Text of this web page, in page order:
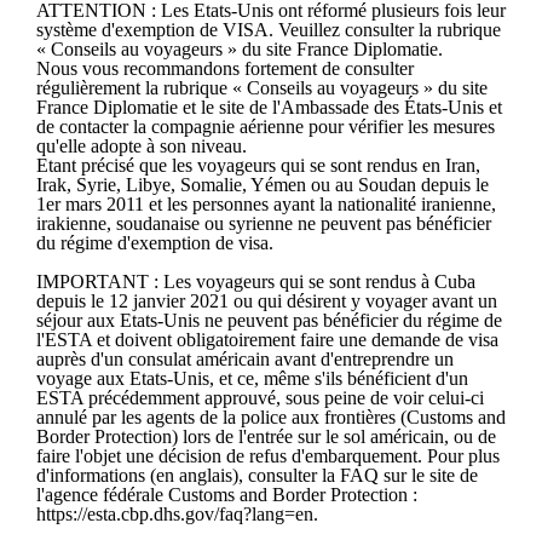
ATTENTION : Les Etats-Unis ont réformé plusieurs fois leur
système d'exemption de VISA. Veuillez consulter la rubrique
« Conseils au voyageurs » du site France Diplomatie.
Nous vous recommandons fortement de consulter
régulièrement la rubrique « Conseils au voyageurs » du site
France Diplomatie et le site de l'Ambassade des États-Unis et
de contacter la compagnie aérienne pour vérifier les mesures
qu'elle adopte à son niveau.
Etant précisé que les voyageurs qui se sont rendus en Iran,
Irak, Syrie, Libye, Somalie, Yémen ou au Soudan depuis le
1er mars 2011 et les personnes ayant la nationalité iranienne,
irakienne, soudanaise ou syrienne ne peuvent pas bénéficier
du régime d'exemption de visa.
IMPORTANT : Les voyageurs qui se sont rendus à Cuba
depuis le 12 janvier 2021 ou qui désirent y voyager avant un
séjour aux Etats-Unis ne peuvent pas bénéficier du régime de
l'ESTA et doivent obligatoirement faire une demande de visa
auprès d'un consulat américain avant d'entreprendre un
voyage aux Etats-Unis, et ce, même s'ils bénéficient d'un
ESTA précédemment approuvé, sous peine de voir celui-ci
annulé par les agents de la police aux frontières (Customs and
Border Protection) lors de l'entrée sur le sol américain, ou de
faire l'objet une décision de refus d'embarquement. Pour plus
d'informations (en anglais), consulter la FAQ sur le site de
l'agence fédérale Customs and Border Protection :
https://esta.cbp.dhs.gov/faq?lang=en.